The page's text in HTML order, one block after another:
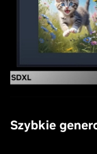
Szybkie